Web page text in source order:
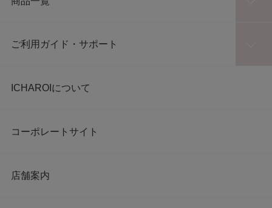
ご利用ガイド・サポート
ICHAROIについて
コーポレートサイト
店舗案内